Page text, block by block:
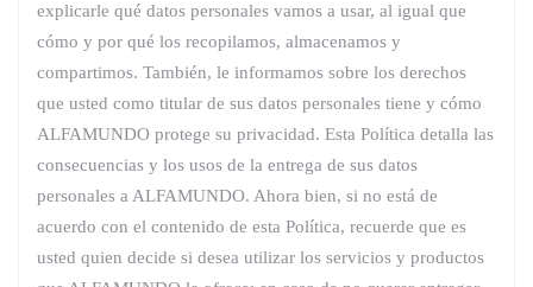
explicarle qué datos personales vamos a usar, al igual que
cómo y por qué los recopilamos, almacenamos y
compartimos. También, le informamos sobre los derechos
que usted como titular de sus datos personales tiene y cómo
ALFAMUNDO protege su privacidad. Esta Política detalla las
consecuencias y los usos de la entrega de sus datos
personales a ALFAMUNDO. Ahora bien, si no está de
acuerdo con el contenido de esta Política, recuerde que es
usted quien decide si desea utilizar los servicios y productos